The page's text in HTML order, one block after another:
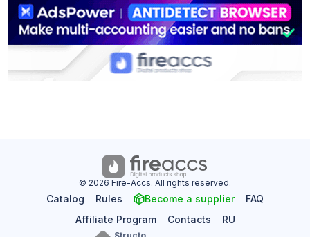
© 2026 Fire-Accs. All rights reserved.
Catalog Rules Become a supplier
FAQ
Affiliate Program
Contacts RU